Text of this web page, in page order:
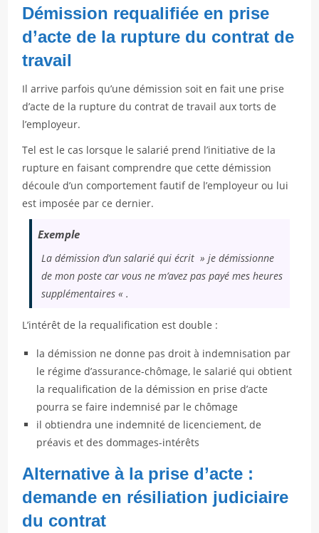
Démission requalifiée en prise
d’acte de la rupture du contrat de
travail
Il arrive parfois qu’une démission soit en fait une prise
d’acte de la rupture du contrat de travail aux torts de
l’employeur.
Tel est le cas lorsque le salarié prend l’initiative de la
rupture en faisant comprendre que cette démission
découle d’un comportement fautif de l’employeur ou lui
est imposée par ce dernier.
Exemple
La démission d’un salarié qui écrit » je démissionne
de mon poste car vous ne m’avez pas payé mes heures
supplémentaires « .
L’intérêt de la requalification est double :
la démission ne donne pas droit à indemnisation par
le régime d’assurance-chômage, le salarié qui obtient
la requalification de la démission en prise d’acte
pourra se faire indemnisé par le chômage
il obtiendra une indemnité de licenciement, de
préavis et des dommages-intérêts
Alternative à la prise d’acte :
demande en résiliation judiciaire
du contrat